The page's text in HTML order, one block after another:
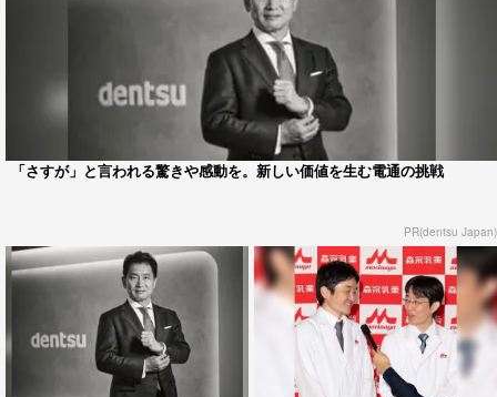
「さすが」と言われる驚きや感動を。新しい価値を生む電通の挑戦
PR(dentsu Japan)